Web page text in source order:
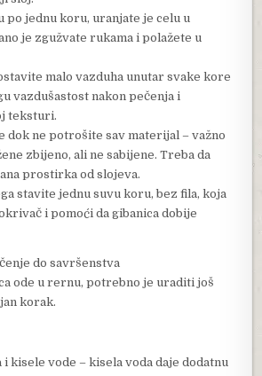
po jednu koru, uranjate je celu u
je zgužvate rukama i polažete u
malo vazduha unutar svake kore
vazdušastost nakon pečenja i
teksturi.
dok ne potrošite sav materijal – važno
zbijeno, ali ne sabijene. Treba da
prostirka od slojeva.
stavite jednu suvu koru, bez fila, koja
i pomoći da gibanica dobije
do savršenstva
ode u rernu, potrebno je uraditi još
korak.
i kisele vode – kisela voda daje dodatnu